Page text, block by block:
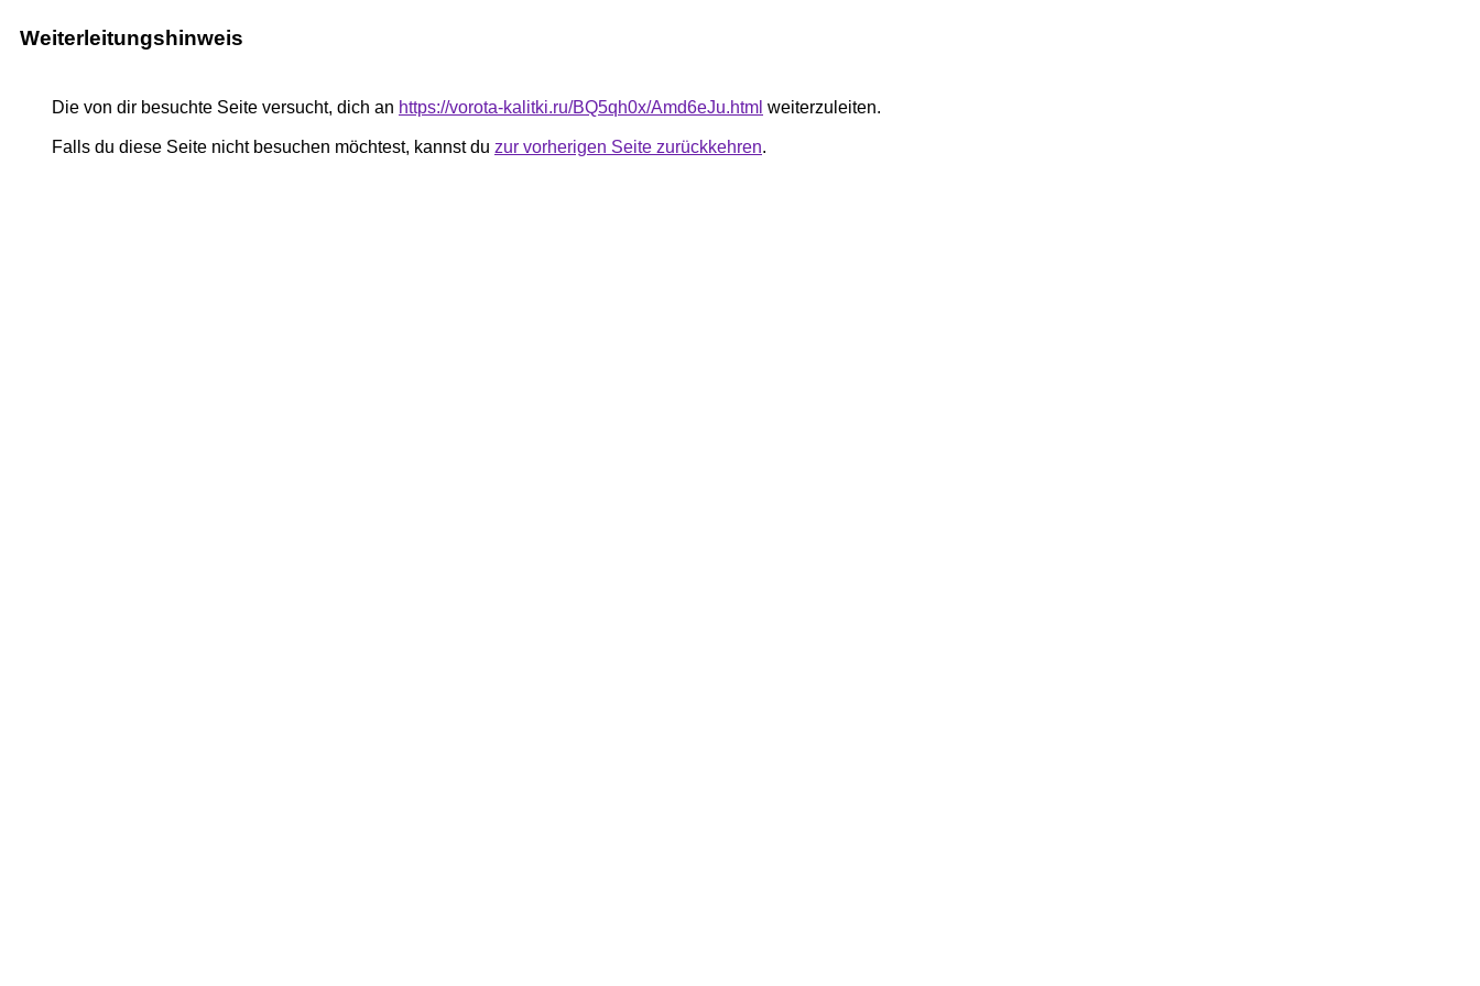
Weiterleitungshinweis
Die von dir besuchte Seite versucht, dich an https://vorota-kalitki.ru/BQ5qh0x/Amd6eJu.html weiterzuleiten.
Falls du diese Seite nicht besuchen möchtest, kannst du zur vorherigen Seite zurückkehren.